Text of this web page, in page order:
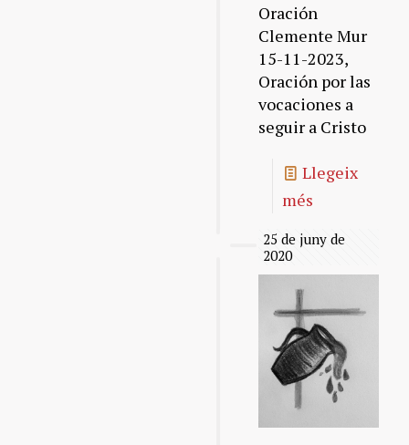
Oración
Clemente Mur
15-11-2023,
Oración por las
vocaciones a
seguir a Cristo
Llegeix
més
25 de juny de
2020